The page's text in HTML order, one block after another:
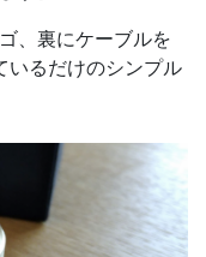
、裏にケーブルを
いるだけのシンプル